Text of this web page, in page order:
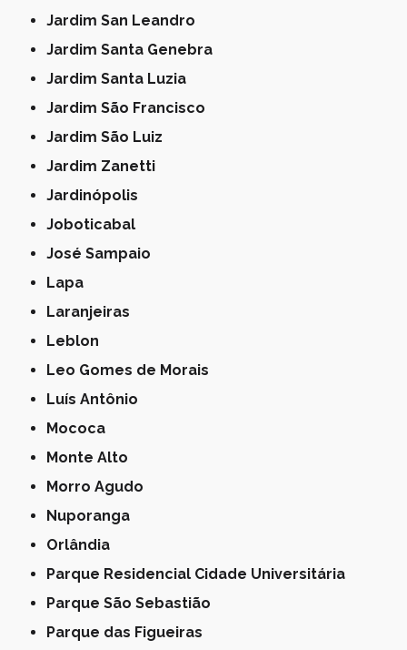
Jardim San Leandro
Jardim Santa Genebra
Jardim Santa Luzia
Jardim São Francisco
Jardim São Luiz
Jardim Zanetti
Jardinópolis
Joboticabal
José Sampaio
Lapa
Laranjeiras
Leblon
Leo Gomes de Morais
Luís Antônio
Mococa
Monte Alto
Morro Agudo
Nuporanga
Orlândia
Parque Residencial Cidade Universitária
Parque São Sebastião
Parque das Figueiras